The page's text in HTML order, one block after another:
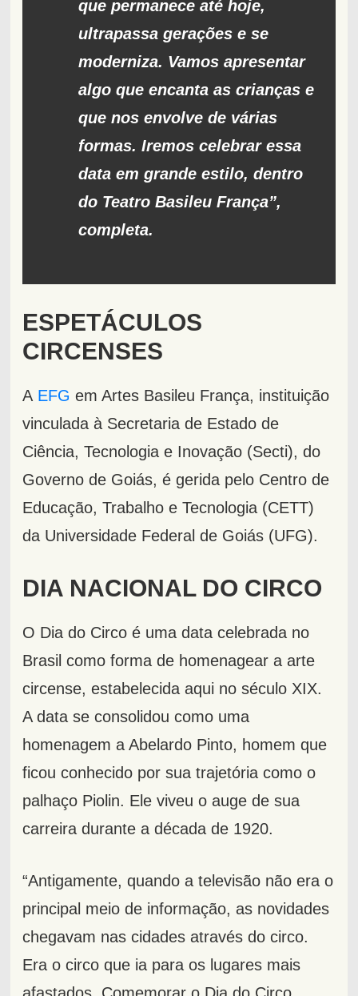
que permanece até hoje,
ultrapassa gerações e se
moderniza. Vamos apresentar
algo que encanta as crianças e
que nos envolve de várias
formas. Iremos celebrar essa
data em grande estilo, dentro
do Teatro Basileu França”,
completa.
ESPETÁCULOS
CIRCENSES
A EFG em Artes Basileu França, instituição
vinculada à Secretaria de Estado de
Ciência, Tecnologia e Inovação (Secti), do
Governo de Goiás, é gerida pelo Centro de
Educação, Trabalho e Tecnologia (CETT)
da Universidade Federal de Goiás (UFG).
DIA NACIONAL DO CIRCO
O Dia do Circo é uma data celebrada no
Brasil como forma de homenagear a arte
circense, estabelecida aqui no século XIX.
A data se consolidou como uma
homenagem a Abelardo Pinto, homem que
ficou conhecido por sua trajetória como o
palhaço Piolin. Ele viveu o auge de sua
carreira durante a década de 1920.
“Antigamente, quando a televisão não era o
principal meio de informação, as novidades
chegavam nas cidades através do circo.
Era o circo que ia para os lugares mais